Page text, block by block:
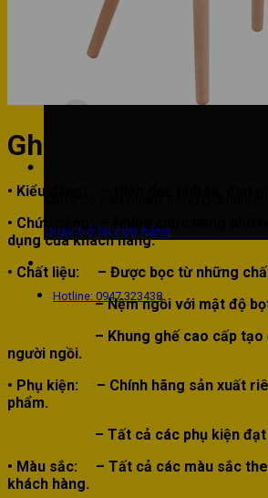
Quay trở lại cửa hàng
Hotline: 0947 323438
Ghế Pantry – PT17
• Kiểu dáng:
• Chức năng: – Nhiều chức năng phù
dụng của khách hàng.
• Chất liệu:
– Được bọc từ những
– Nệm ngồi với mật độ bọt
– Khung ghế cao cấp tạo độ
người ngồi.
• Phụ kiện:
– Chính hãng sản xuất
phẩm.
– Tất cả các phụ kiện đạt
• Màu sắc:
– Tất cả các màu sắc
khách hàng.